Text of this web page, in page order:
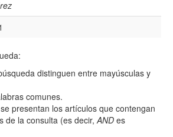
distinguen entre mayúsculas y
comunes.
presentan los artículos que contengan
de la consulta (es decir, AND es